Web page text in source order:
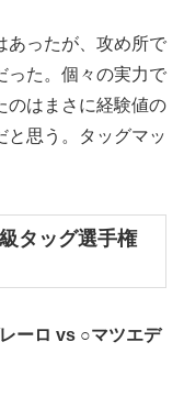
あったが、攻め所で
った。個々の実力で
のはまさに経験値の
と思う。タッグマッ
タッグ選手権
ーロ vs ○マツエデ